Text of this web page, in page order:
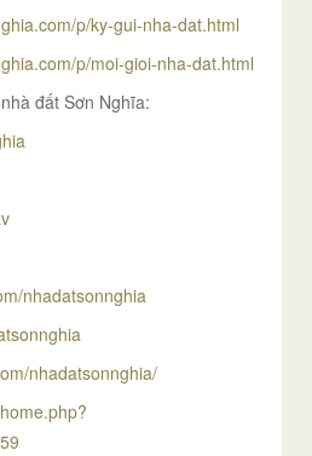
p/ky-gui-nha-dat.html
p/moi-gioi-nha-dat.html
đất Sơn Nghĩa:
nhadatsonnghia
nhadatsonnghia/